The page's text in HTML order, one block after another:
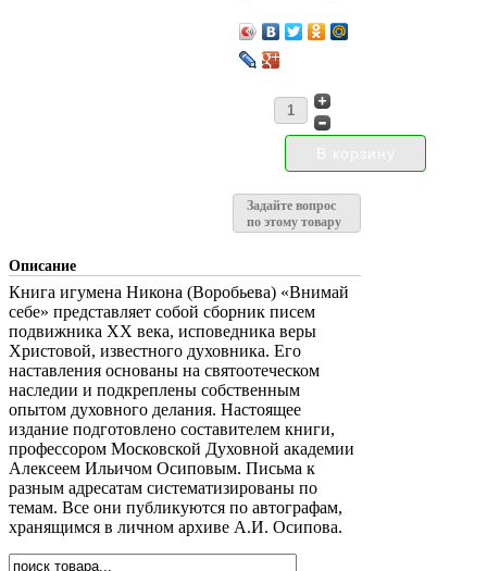
Задайте вопрос
по этому товару
Описание
Книга игумена Никона (Воробьева) «Внимай
себе» представляет собой сборник писем
подвижника XX века, исповедника веры
Христовой, известного духовника. Его
наставления основаны на святоотеческом
наследии и подкреплены собственным
опытом духовного делания. Настоящее
издание подготовлено составителем книги,
профессором Московской Духовной академии
Алексеем Ильичом Осиповым. Письма к
разным адресатам систематизированы по
темам. Все они публикуются по автографам,
хранящимся в личном архиве А.И. Осипова.